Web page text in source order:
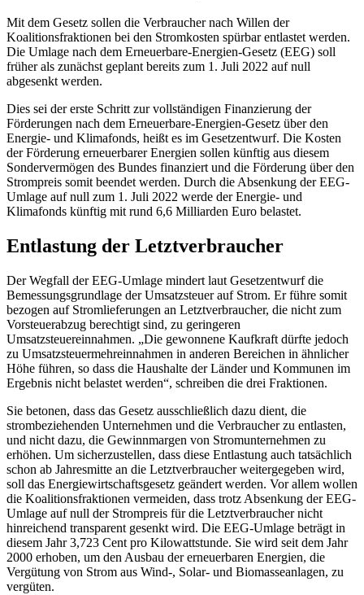
Mit dem Gesetz sollen die Verbraucher nach Willen der
Koalitionsfraktionen bei den Stromkosten spürbar entlastet werden.
Die Umlage nach dem Erneuerbare-Energien-Gesetz (EEG) soll
früher als zunächst geplant bereits zum 1. Juli 2022 auf null
abgesenkt werden.
Dies sei der erste Schritt zur vollständigen Finanzierung der
Förderungen nach dem Erneuerbare-Energien-Gesetz über den
Energie- und Klimafonds, heißt es im Gesetzentwurf. Die Kosten
der Förderung erneuerbarer Energien sollen künftig aus diesem
Sondervermögen des Bundes finanziert und die Förderung über den
Strompreis somit beendet werden. Durch die Absenkung der EEG-
Umlage auf null zum 1. Juli 2022 werde der Energie- und
Klimafonds künftig mit rund 6,6 Milliarden Euro belastet.
Entlastung der Letztverbraucher
Der Wegfall der EEG-Umlage mindert laut Gesetzentwurf die
Bemessungsgrundlage der Umsatzsteuer auf Strom. Er führe somit
bezogen auf Stromlieferungen an Letztverbraucher, die nicht zum
Vorsteuerabzug berechtigt sind, zu geringeren
Umsatzsteuereinnahmen. „Die gewonnene Kaufkraft dürfte jedoch
zu Umsatzsteuermehreinnahmen in anderen Bereichen in ähnlicher
Höhe führen, so dass die Haushalte der Länder und Kommunen im
Ergebnis nicht belastet werden“, schreiben die drei Fraktionen.
Sie betonen, dass das Gesetz ausschließlich dazu dient, die
strombeziehenden Unternehmen und die Verbraucher zu entlasten,
und nicht dazu, die Gewinnmargen von Stromunternehmen zu
erhöhen. Um sicherzustellen, dass diese Entlastung auch tatsächlich
schon ab Jahresmitte an die Letztverbraucher weitergegeben wird,
soll das Energiewirtschaftsgesetz geändert werden. Vor allem wollen
die Koalitionsfraktionen vermeiden, dass trotz Absenkung der EEG-
Umlage auf null der Strompreis für die Letztverbraucher nicht
hinreichend transparent gesenkt wird. Die EEG-Umlage beträgt in
diesem Jahr 3,723 Cent pro Kilowattstunde. Sie wird seit dem Jahr
2000 erhoben, um den Ausbau der erneuerbaren Energien, die
Vergütung von Strom aus Wind-, Solar- und Biomasseanlagen, zu
vergüten.